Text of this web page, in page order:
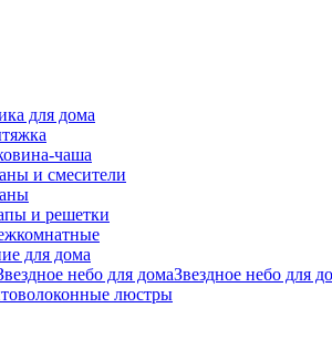
для дома
чаша
и смесители
и решетки
для дома
Звездное небо для
люстры